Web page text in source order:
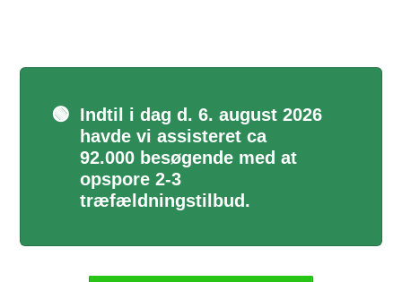
🟢 Indtil i dag d. 6. august 2026
havde vi assisteret ca
92.000 besøgende med at
opspore 2-3
træfældningstilbud.